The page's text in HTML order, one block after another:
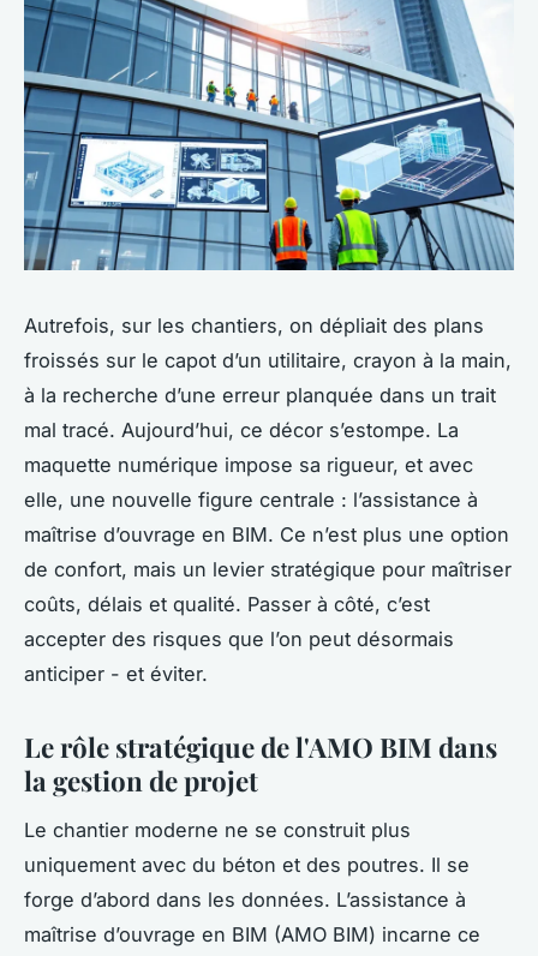
Autrefois, sur les chantiers, on dépliait des plans
froissés sur le capot d’un utilitaire, crayon à la main,
à la recherche d’une erreur planquée dans un trait
mal tracé. Aujourd’hui, ce décor s’estompe. La
maquette numérique impose sa rigueur, et avec
elle, une nouvelle figure centrale : l’assistance à
maîtrise d’ouvrage en BIM. Ce n’est plus une option
de confort, mais un levier stratégique pour maîtriser
coûts, délais et qualité. Passer à côté, c’est
accepter des risques que l’on peut désormais
anticiper - et éviter.
Le rôle stratégique de l'AMO BIM dans
la gestion de projet
Le chantier moderne ne se construit plus
uniquement avec du béton et des poutres. Il se
forge d’abord dans les données. L’assistance à
maîtrise d’ouvrage en BIM (AMO BIM) incarne ce